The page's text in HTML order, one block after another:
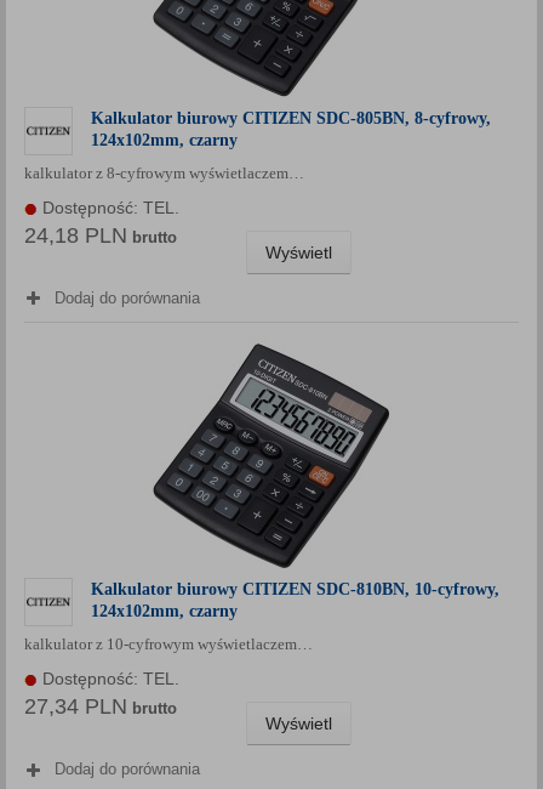
Kalkulator biurowy CITIZEN SDC-805BN, 8-cyfrowy,
124x102mm, czarny
kalkulator z 8-cyfrowym wyświetlaczem…
Dostępność: TEL.
24,18 PLN brutto
Wyświetl
Dodaj do porównania
Kalkulator biurowy CITIZEN SDC-810BN, 10-cyfrowy,
124x102mm, czarny
kalkulator z 10-cyfrowym wyświetlaczem…
Dostępność: TEL.
27,34 PLN brutto
Wyświetl
Dodaj do porównania